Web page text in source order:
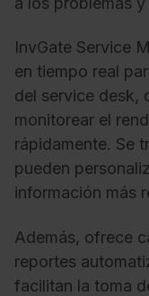
InvGate Service
en tiempo real
del service desk,
monitorear el
rápidamente. Se
pueden
información más
Además, ofrece
reportes
facilitan la toma